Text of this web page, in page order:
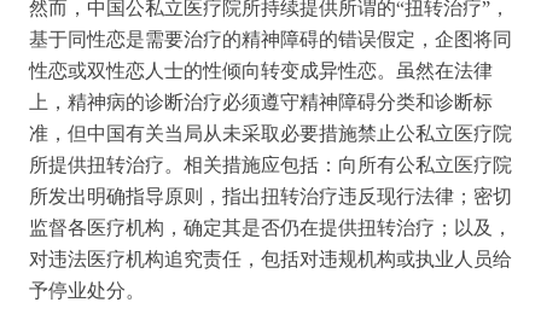
然而，中国公私立医疗院所持续提供所谓的“扭转治疗”，
基于同性恋是需要治疗的精神障碍的错误假定，企图将同
性恋或双性恋人士的性倾向转变成异性恋。虽然在法律
上，精神病的诊断治疗必须遵守精神障碍分类和诊断标
准，但中国有关当局从未采取必要措施禁止公私立医疗院
所提供扭转治疗。相关措施应包括：向所有公私立医疗院
所发出明确指导原则，指出扭转治疗违反现行法律；密切
监督各医疗机构，确定其是否仍在提供扭转治疗；以及，
对违法医疗机构追究责任，包括对违规机构或执业人员给
予停业处分。